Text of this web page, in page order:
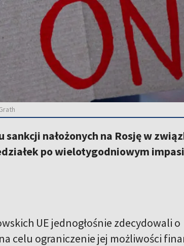
nałożonych na Rosję w
po wielotygodniowym
UE jednogłośnie zdecydowali o
celu ograniczenie jej możliwości